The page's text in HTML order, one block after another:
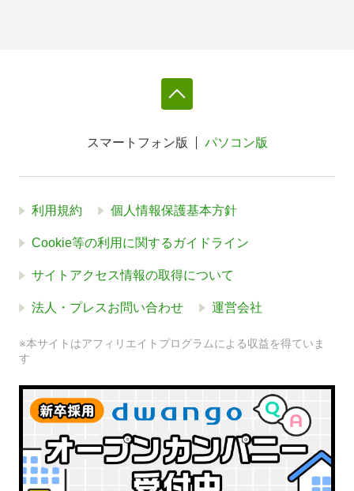
スマートフォン版 パソコン版
利用規約 個人情報保護基本方針
Cookie等の利用に関するガイドライン
サイトアクセス情報の取得について
法人・プレスお問い合わせ 運営会社
※本サイトはアフィリエイトプログラムによる収益を得ていま
す